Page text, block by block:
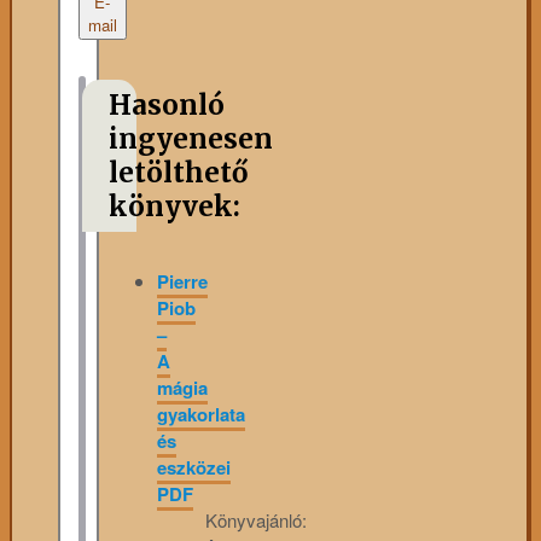
mail
Hasonló
ingyenesen
letölthető
könyvek:
Pierre
Piob
–
A
mágia
gyakorlata
és
eszközei
PDF
Könyvajánló: